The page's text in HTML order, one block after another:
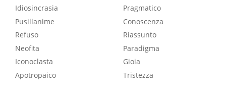
Idiosincrasia
Pusillanime
Refuso
Neofita
Iconoclasta
Apotropaico
Pragmatico
Conoscenza
Riassunto
Paradigma
Gioia
Tristezza